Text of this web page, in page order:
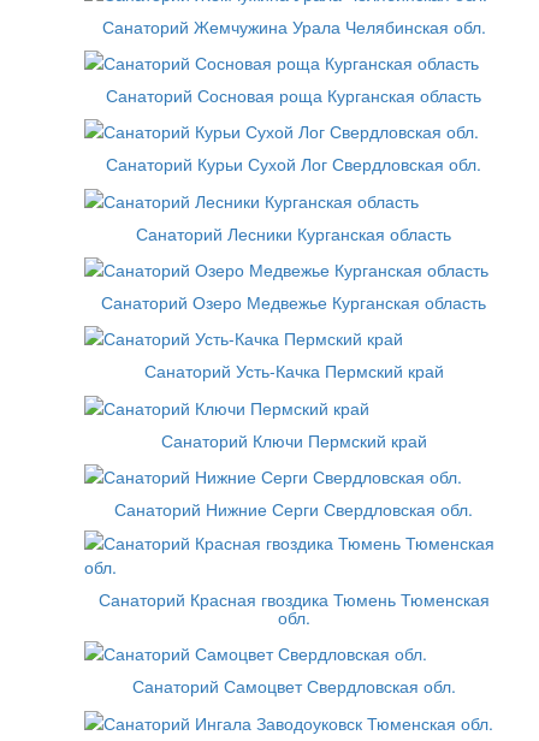
Санаторий Жемчужина Урала Челябинская обл.
Санаторий Сосновая роща Курганская область
Санаторий Курьи Сухой Лог Свердловская обл.
Санаторий Лесники Курганская область
Санаторий Озеро Медвежье Курганская область
Санаторий Усть-Качка Пермский край
Санаторий Ключи Пермский край
Санаторий Нижние Серги Свердловская обл.
Санаторий Красная гвоздика Тюмень Тюменская
обл.
Санаторий Самоцвет Свердловская обл.